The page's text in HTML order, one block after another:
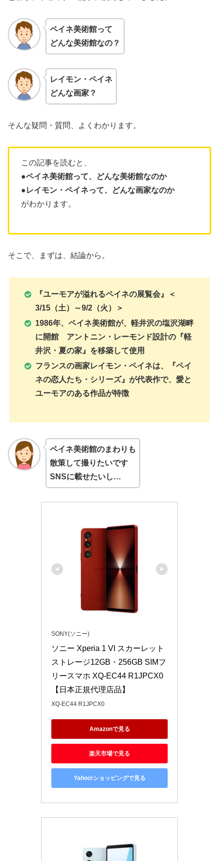
ペイネ美術館って
どんな美術館なの？
レイモン・ペイネ
どんな画家？
そんな疑問・質問、よくわかります。
この記事を読むと、
●ペイネ美術館って、どんな美術館なのか
●レイモン・ペイネって、どんな画家なのか
がわかります。
そこで、まずは、結論から。
『ユーモアが溢れるペイネの展覧会』＜
3/15（土）～9/2（火）＞
1986年、ペイネ美術館が、軽井沢の塩沢湖畔
に開館 アントニン・レーモンド設計の『軽
井沢・夏の家』を移築して使用
フランスの画家レイモン・ペイネは、『ペイ
ネの恋人たち・シリーズ』が代表作で、愛と
ユーモアのある作品が特徴
ペイネ美術館のまわりも
散策して撮りたいです
SNSに載せたいし…
SONY(ソニー)
ソニー Xperia 1 VI スカーレット
ストレージ12GB・256GB SIMフ
リースマホ XQ-EC44 R1JPCX0
【日本正規代理店品】
XQ-EC44 R1JPCX0
Amazonで見る
楽天市場で見る
Yahoo!ショッピングで見る